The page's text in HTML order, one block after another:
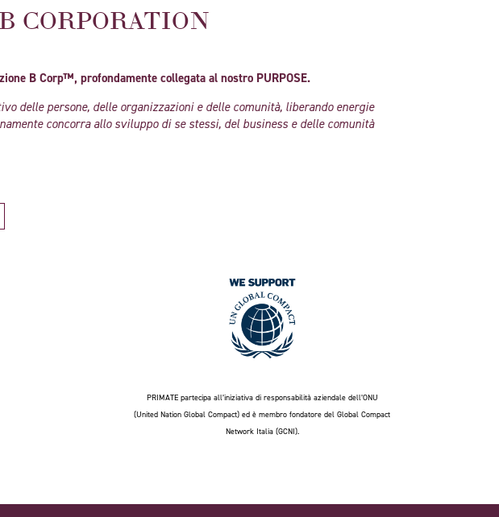
CORPORATION
B Corp™,profondamente collegata al nostro PURPOSE.
delle persone, delle organizzazioni e delle comunità, liberando energie
concorra allo sviluppo di se stessi, del business e delle comunità
PRIMATE partecipa all’iniziativa di responsabilità aziendale dell’ONU
(United Nation Global Compact) ed è membro fondatore delGlobal Compact
Network Italia (GCNI).